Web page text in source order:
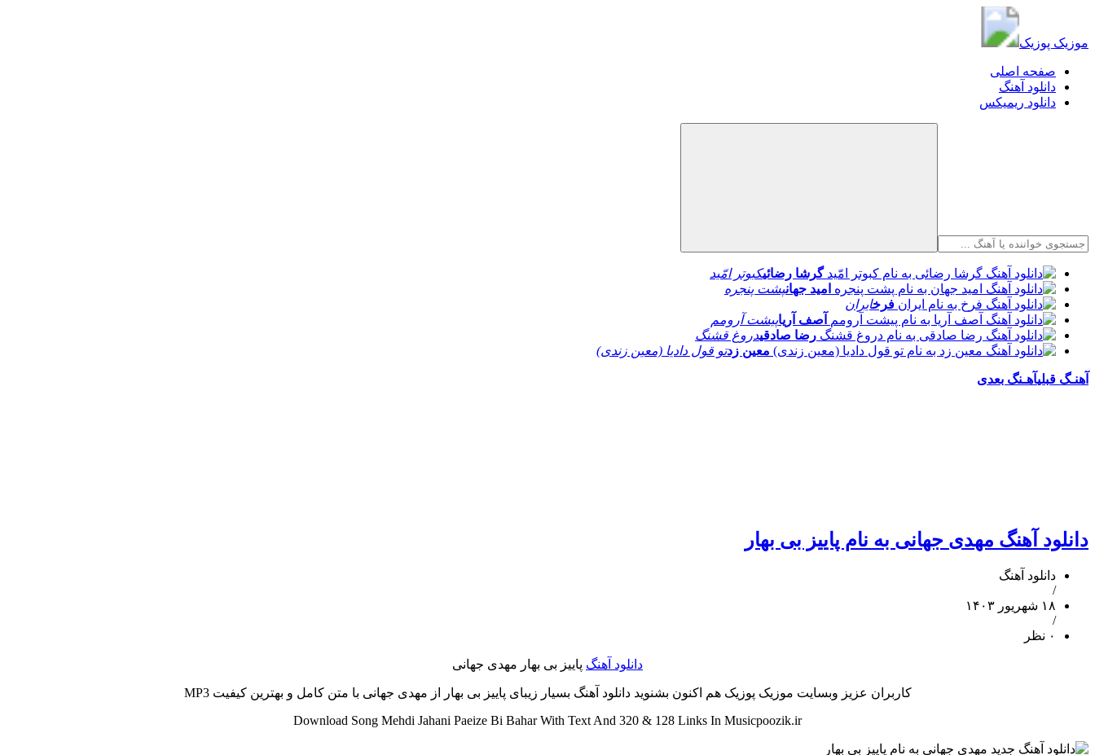
موزیک پوزیک
صفحه اصلی
دانلود آهنگ
دانلود ریمیکس
گرشا رضائیکبوتر امّید
امید جهانپشت پنجره
فرخایران
آصف آریاپیشت آرومم
رضا صادقیدروغ قشنگ
معین زدتو قول دادیا (معین زندی)
آهنـگ قبلیآهـنگ بعدی
دانلود آهنگ مهدی جهانی به نام پاییز بی بهار
دانلود آهنگ
/
۱۸ شهریور ۱۴۰۳
/
۰ نظر
دانلود آهنگ پاییز بی بهار مهدی جهانی
کاربران عزیز وبسایت موزیک پوزیک هم اکنون بشنوید دانلود آهنگ بسیار زیبای پاییز بی بهار از مهدی جهانی با متن کامل و بهترین کیفیت MP3
Download Song Mehdi Jahani Paeize Bi Bahar With Text And 320 & 128 Links In Musicpoozik.ir